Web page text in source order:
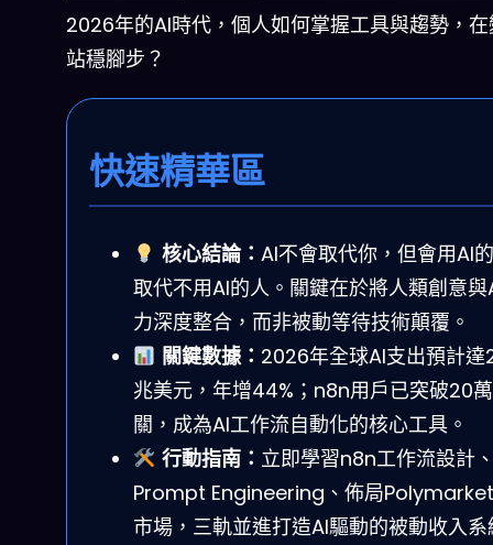
2026年的AI時代，個人如何掌握工具與趨勢，
站穩腳步？
快速精華區
核心結論： AI不會取代你，但會用AI
取代不用AI的人。關鍵在於將人類創意與
力深度整合，而非被動等待技術顛覆。
關鍵數據： 2026年全球AI支出預計達
兆美元，年增44%；n8n用戶已突破20
關，成為AI工作流自動化的核心工具。
行動指南： 立即學習n8n工作流設計
Prompt Engineering、佈局
市場，三軌並進打造AI驅動的被動收入